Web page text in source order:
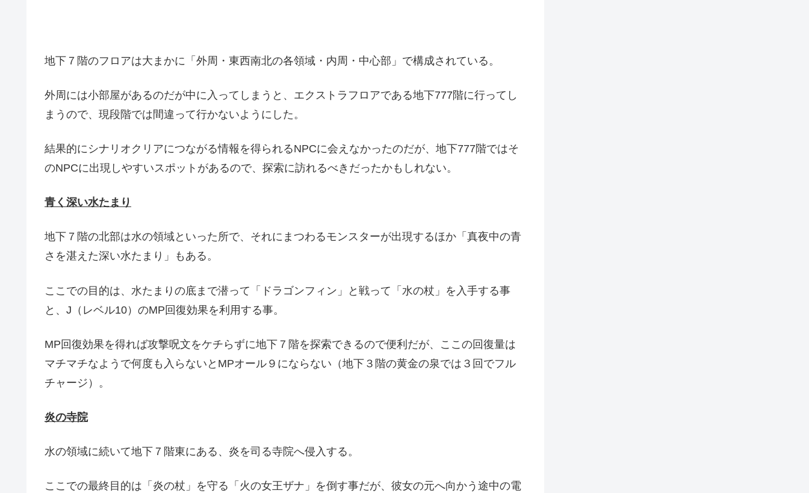
地下７階のフロアは大まかに「外周・東西南北の各領域・内周・中心部」で構成されている。
外周には小部屋があるのだが中に入ってしまうと、エクストラフロアである地下777階に行ってし
まうので、現段階では間違って行かないようにした。
結果的にシナリオクリアにつながる情報を得られるNPCに会えなかったのだが、地下777階ではそ
のNPCに出現しやすいスポットがあるので、探索に訪れるべきだったかもしれない。
青く深い水たまり
地下７階の北部は水の領域といった所で、それにまつわるモンスターが出現するほか「真夜中の青
さを湛えた深い水たまり」もある。
ここでの目的は、水たまりの底まで潜って「ドラゴンフィン」と戦って「水の杖」を入手する事
と、J（レベル10）のMP回復効果を利用する事。
MP回復効果を得れば攻撃呪文をケチらずに地下７階を探索できるので便利だが、ここの回復量は
マチマチなようで何度も入らないとMPオール９にならない（地下３階の黄金の泉では３回でフル
チャージ）。
炎の寺院
水の領域に続いて地下７階東にある、炎を司る寺院へ侵入する。
ここでの最終目的は「炎の杖」を守る「火の女王ザナ」を倒す事だが、彼女の元へ向かう途中の電